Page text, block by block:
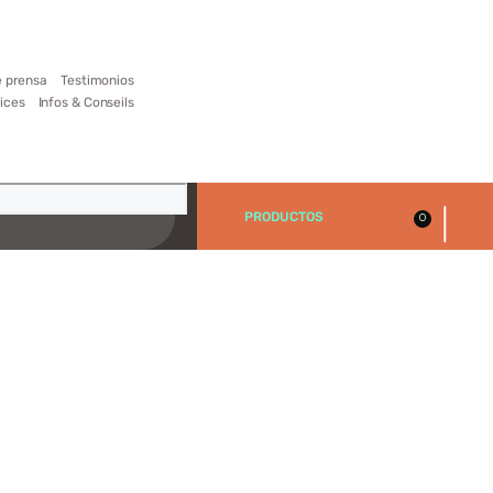
prensa
Testimonios
Infos & Conseils
PRODUCTOS 0